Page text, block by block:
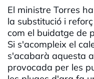
El ministre Torres
la substitució i
com el buidatge de
Si s'acompleix el
s'acabarà aquesta
provocada per les